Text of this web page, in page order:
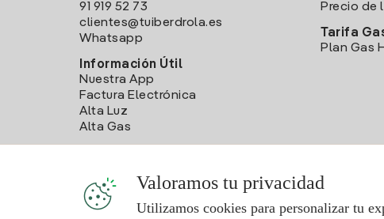
91 919 52 73
clientes@tuiberdrola.es
Whatsapp
Información Útil
Nuestra App
Factura Electrónica
Alta Luz
Alta Gas
Precio de
Tarifa
Plan Gas
Valoramos tu privacidad
Utilizamos cookies para personalizar tu